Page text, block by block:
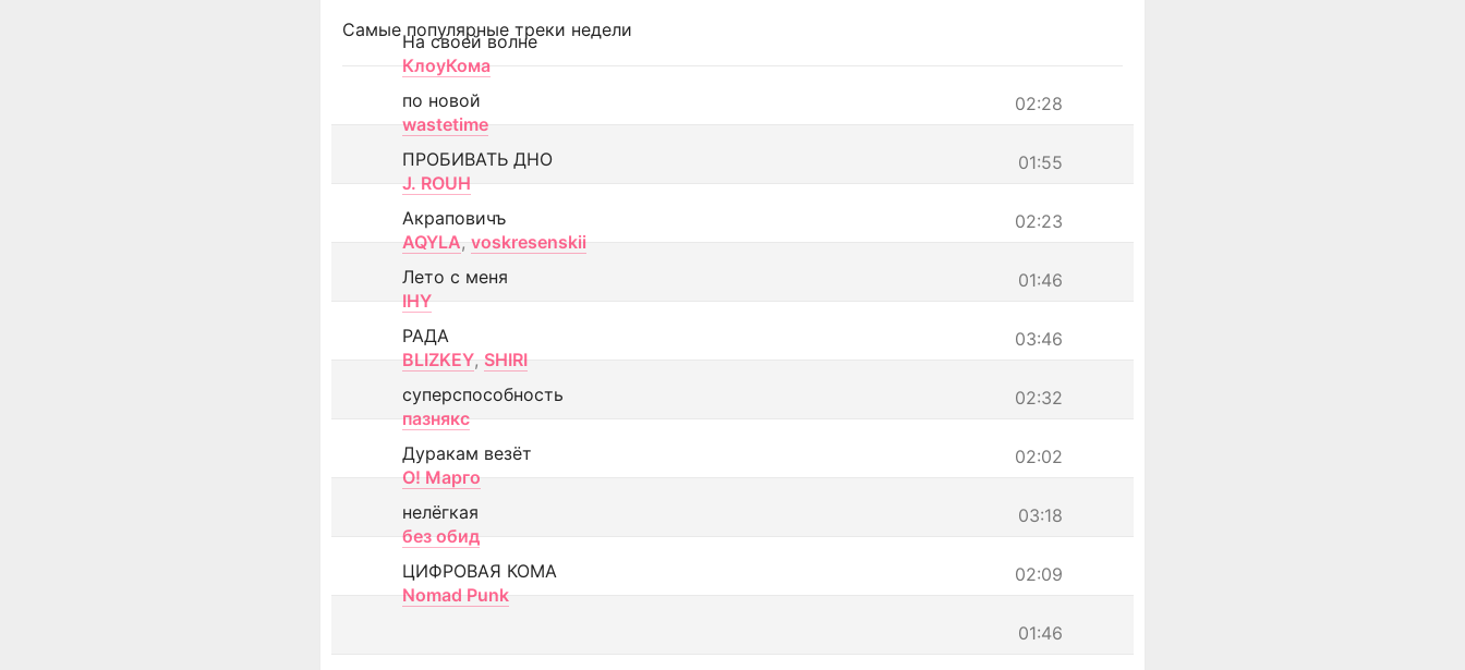
Самые популярные треки недели
На своей волне
КлоуКома
02:28
по новой
wastetime
01:55
ПРОБИВАТЬ ДНО
J. ROUH
02:23
Акраповичъ
AQYLA, voskresenskii
01:46
Лето с меня
IHY
03:46
РАДА
BLIZKEY, SHIRI
02:32
суперспособность
пазнякс
02:02
Дуракам везёт
О! Марго
03:18
нелёгкая
без обид
02:09
ЦИФРОВАЯ КОМА
Nomad Punk
01:46